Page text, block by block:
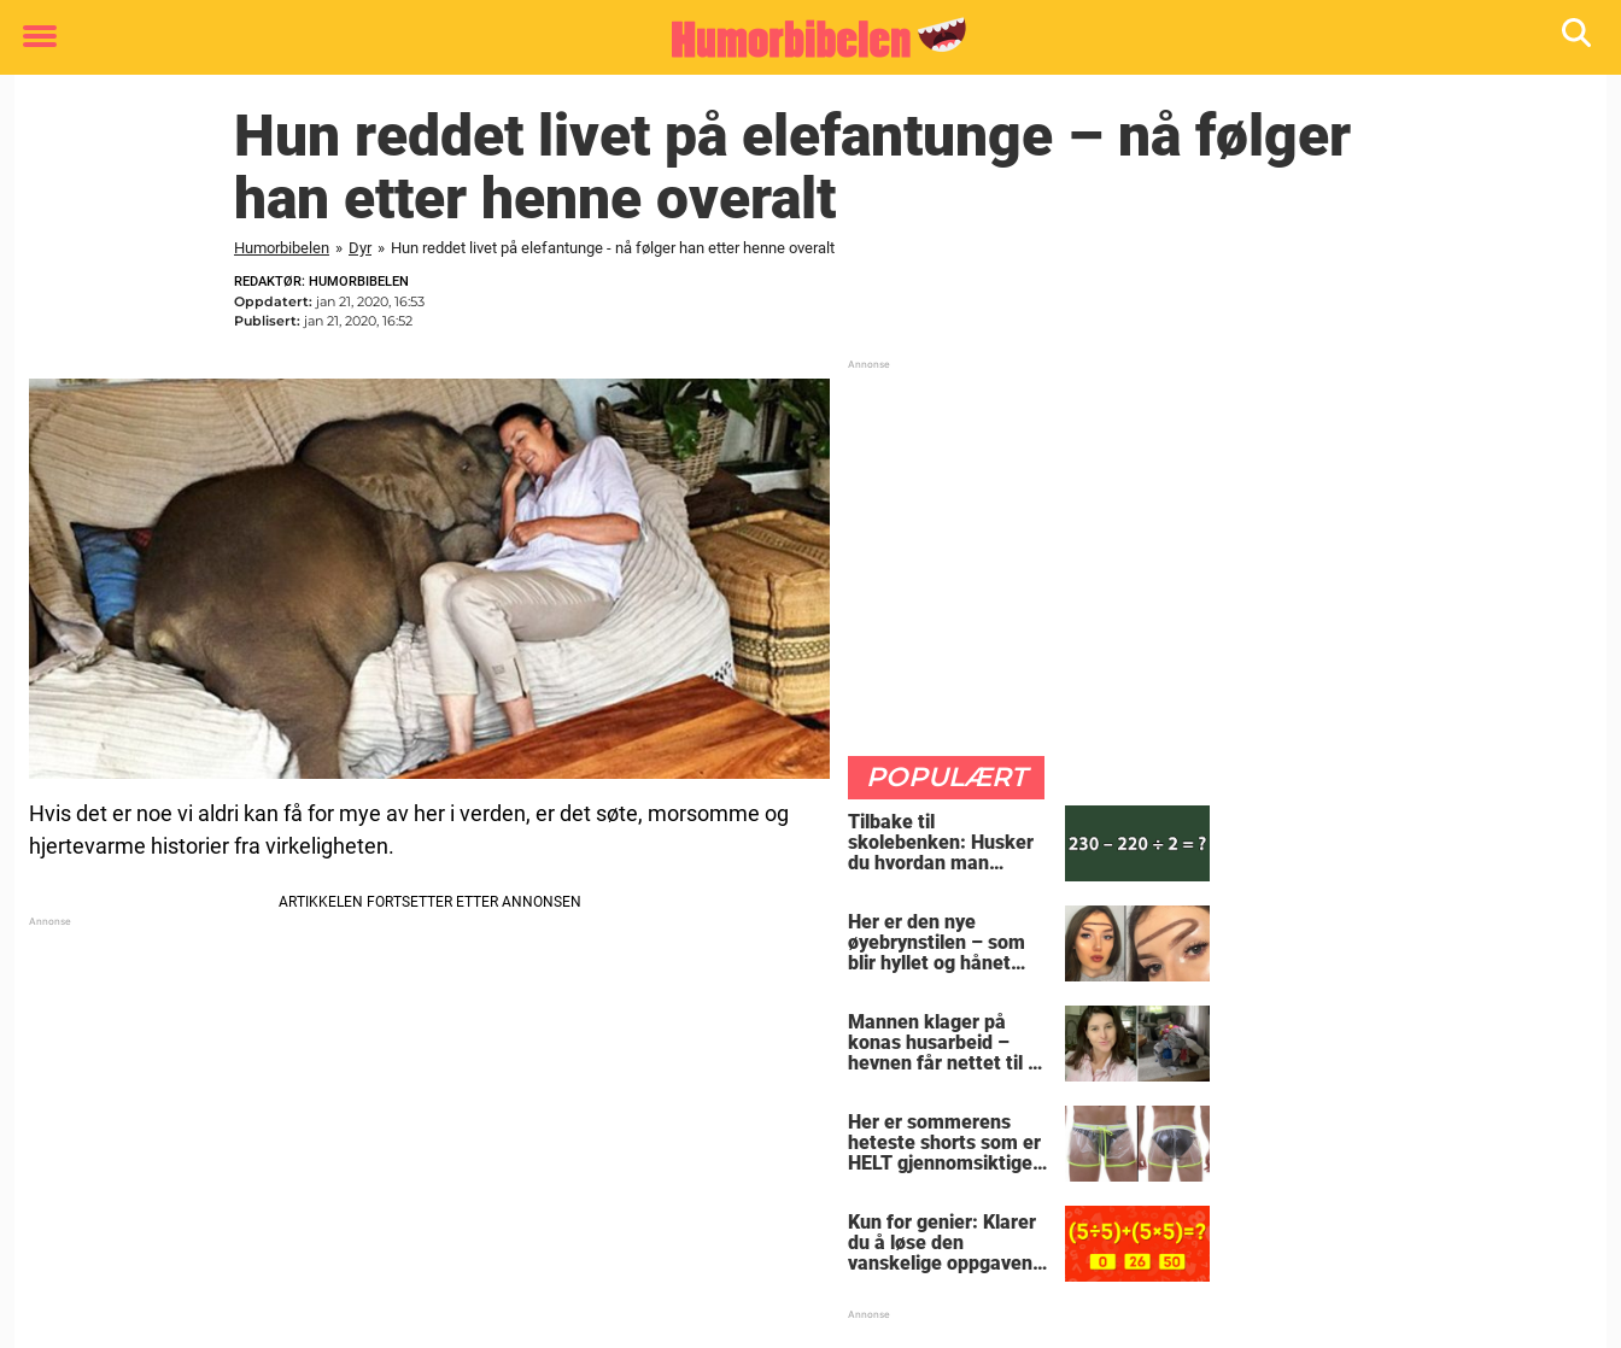
Toggle
Hun reddet livet på elefantunge – nå følger
han etter henne overalt
Humorbibelen » Dyr » Hun reddet livet på elefantunge - nå følger han etter henne overalt
REDAKTØR: HUMORBIBELEN
Oppdatert: jan 21, 2020, 16:53
Publisert: jan 21, 2020, 16:52
Hvis det er noe vi aldri kan få for mye av her i verden, er det søte, morsomme og
hjertevarme historier fra virkeligheten.
POPULÆRT
Tilbake til
skolebenken: Husker
du hvordan man
Her er den nye
øyebrynstilen – som
blir hyllet og hånet
Mannen klager på
konas husarbeid –
hevnen får nettet til å
Her er sommerens
heteste shorts som er
HELT gjennomsiktige
Kun for genier: Klarer
du å løse den
vanskelige oppgaven